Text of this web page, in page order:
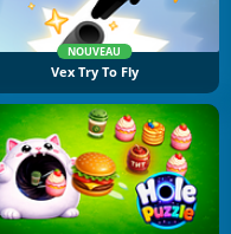
NOUVEAU
Vex Try To Fly